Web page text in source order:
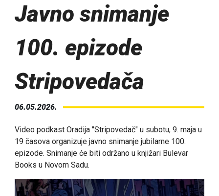
Javno snimanje
100. epizode
Stripovedača
06.05.2026.
Video podkast Oradija "Stripovedač" u subotu, 9. maja u
19 časova organizuje javno snimanje jubilarne 100.
epizode. Snimanje će biti održano u knjižari Bulevar
Books u Novom Sadu.